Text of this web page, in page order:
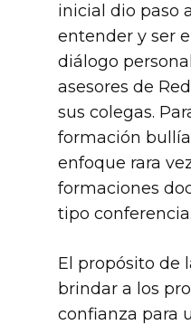
inicial dio paso
entender y ser
diálogo
asesores de
sus colegas.
formación
enfoque rara
formaciones
tipo conferencia.
El propósito de
brindar a los
confianza para